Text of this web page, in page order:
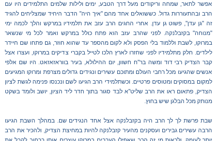
אפשר לתאר, שמחה וריקודים מעל דרך הטבע, ימים ולילות שלמים התלמידים היו עם
הרב ובהתעוררות גדול. כששואלים אחד מהם "איך היה" הדבר היחיד שמצליחים להגיד
זה "גן עדן", פשוט גן עדן. אחרי החגים הרב עזב את תלמידיו במרקש והלך לכמה ימי
"מנוחה" בקזבלנקה. לפני שהרב עזב הוא פתח כולל במרקש ואמר לכל מי שנשאר
במרוקו, לשבת וללמוד בלי הפסק ולא לקום מהספר עד שהוא חוזר, גם פתחו שם חיידר
לילדים. חלק מתלמידיו לפני שחזרו לארץ הלכו לטייל בקברי צדיקים במרוקו, ועצרו אצל
קבר הצדיק רבי דוד ומשה בר"ח חשוון, יום ההילולא, בעיר בווראזאזאט. היו שם אלפי
אנשים שהגיעו מכל רחבי העולם ומתוכם עשירים ונגידים גדולים מצרפת ומרוקו המגיעים
למקום במסוקים ומטוסים פרטיים. וכשתלמידי הרב הגיעו לשם ונכנסו פנימה לגשת לציון
הצדיק, פתאום ראו את הרב שליט"א לבד סגור בתוך חדר ליד הציון, יושב ולומד בשקט
מנותק מכל הבלגן שיש בחוץ.
שבת פרשת לך לך הרב היה בקזבלנקה אצל אחד הנגידים שם. במהלך השבת הגיעו
הרבה עשירים גבירים ועסקנים מהעיר קזבלנקה להיות במחיצת הצדיק, ולהכיר את הרב